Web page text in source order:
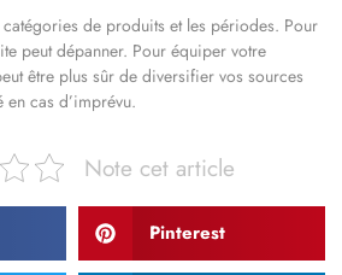
de produits et les périodes. Pour
peut dépanner. Pour équiper votre
être plus sûr de diversifier vos sources
cas d’imprévu.
Note cet article
Pinterest